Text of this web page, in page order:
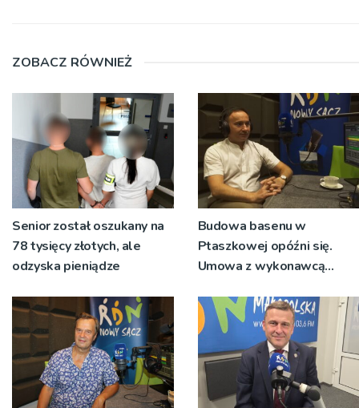
ZOBACZ RÓWNIEŻ
Senior został oszukany na
78 tysięcy złotych, ale
odzyska pieniądze
Budowa basenu w
Ptaszkowej opóźni się.
Umowa z wykonawcą
nie zostanie podpisana